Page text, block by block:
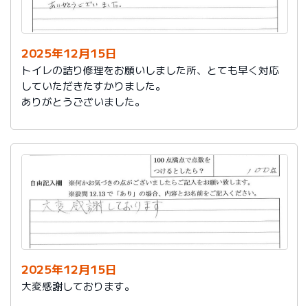
今後は、このような規模の修繕を行うことはおそらく起
こらず、小さな小さな修繕になろうかと思いますが、そ
の折は中田様、渡辺様にお願いさせていただくつもりで
おります。とても素晴らしい社員様です。
寒さもひとしお厳しい折でございますので、社長様、社
員の皆様にはどうぞくれぐれもご自愛くださいますよう
お祈り申し上げます。
敬具
2025年12月15日
トイレの詰り修理をお願いしました所、とても早く対応
していただきたすかりました。
ありがとうございました。
2025年12月15日
大変感謝しております。